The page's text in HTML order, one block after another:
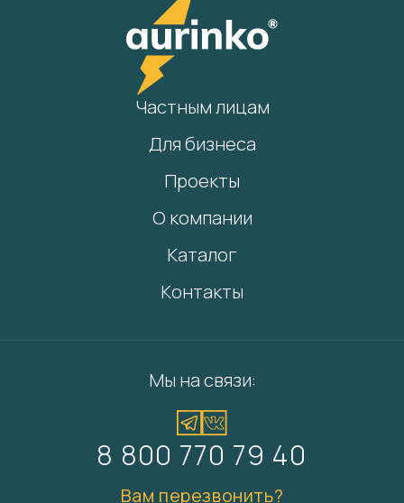
Частным лицам
Для бизнеса
Проекты
О компании
Каталог
Контакты
Мы на связи:
8 800 770 79 40
Вам перезвонить?